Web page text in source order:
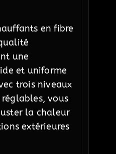
en fibre
une
et uniforme
trois niveaux
vous
la chaleur
extérieures